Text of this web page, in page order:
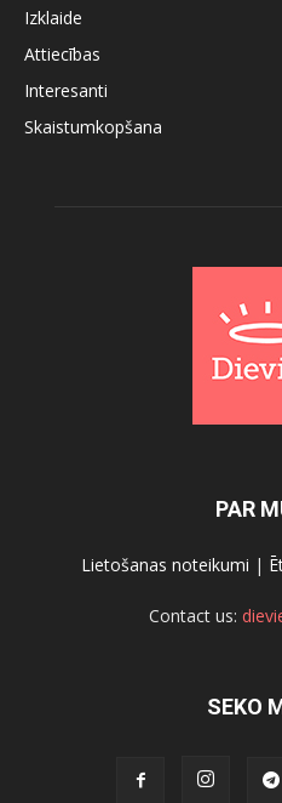
Izklaide
Attiecības
Interesanti
Skaistumkopšana
PAR
Lietošanas noteikumi |
Contact us:
SEKO